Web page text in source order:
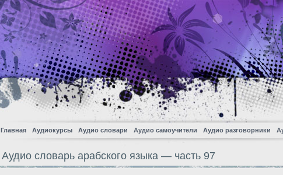
Главная Аудиокурсы Аудио словари Аудио самоучители Аудио разговорники
Аудио словарь арабского языка — часть 97